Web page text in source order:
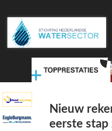
Nieuw
eerste stap